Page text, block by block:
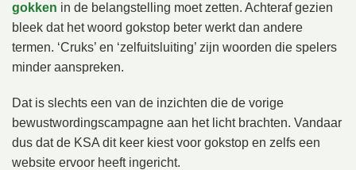
gokken in de belangstelling moet zetten. Achteraf gezien
bleek dat het woord gokstop beter werkt dan andere
termen. ‘Cruks’ en ‘zelfuitsluiting’ zijn woorden die spelers
minder aanspreken.
Dat is slechts een van de inzichten die de vorige
bewustwordingscampagne aan het licht brachten. Vandaar
dus dat de KSA dit keer kiest voor gokstop en zelfs een
website ervoor heeft ingericht.